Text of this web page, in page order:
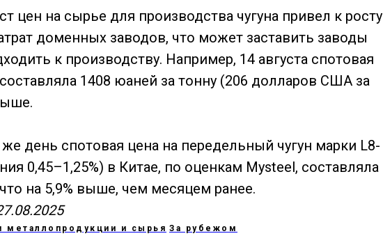
цен на сырье для производства чугуна привел к росту
доменных заводов, что может заставить заводы
к производству. Например, 14 августа спотовая
1408 юаней за тонну (206 долларов США за
день спотовая цена на передельный чугун марки L8-
0,45–1,25%) в Китае, по оценкам Mysteel, составляла
на 5,9% выше, чем месяцем ранее.
металлопродукции и сырья За рубежом